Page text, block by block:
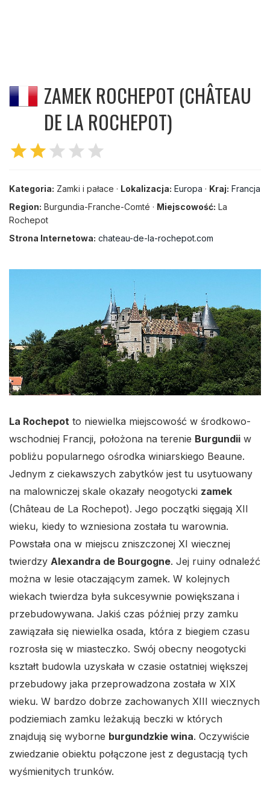
ZAMEK ROCHEPOT (CHÂTEAU
DE LA ROCHEPOT)
starstar star star star
Kategoria: Zamki i pałace · Lokalizacja: Europa · Kraj: Francja
Region: Burgundia-Franche-Comté · Miejscowość: La
Rochepot
Strona Internetowa: chateau-de-la-rochepot.com
La Rochepot to niewielka miejscowość w środkowo-
wschodniej Francji, położona na terenie Burgundii w
pobliżu popularnego ośrodka winiarskiego Beaune.
Jednym z ciekawszych zabytków jest tu usytuowany
na malowniczej skale okazały neogotycki zamek
(Château de La Rochepot). Jego początki sięgają XII
wieku, kiedy to wzniesiona została tu warownia.
Powstała ona w miejscu zniszczonej XI wiecznej
twierdzy Alexandra de Bourgogne. Jej ruiny odnaleźć
można w lesie otaczającym zamek. W kolejnych
wiekach twierdza była sukcesywnie powiększana i
przebudowywana. Jakiś czas później przy zamku
zawiązała się niewielka osada, która z biegiem czasu
rozrosła się w miasteczko. Swój obecny neogotycki
kształt budowla uzyskała w czasie ostatniej większej
przebudowy jaka przeprowadzona została w XIX
wieku. W bardzo dobrze zachowanych XIII wiecznych
podziemiach zamku leżakują beczki w których
znajdują się wyborne burgundzkie wina. Oczywiście
zwiedzanie obiektu połączone jest z degustacją tych
wyśmienitych trunków.